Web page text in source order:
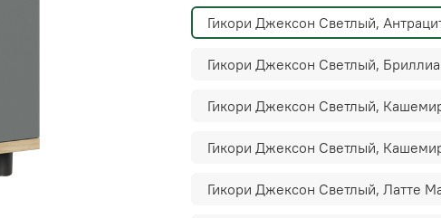
Гикори Джексон Светлый,
Гикори Джексон Светлый,
Гикори Джексон Светлый,
Гикори Джексон Светлый,
Гикори Джексон Светлый, Латте